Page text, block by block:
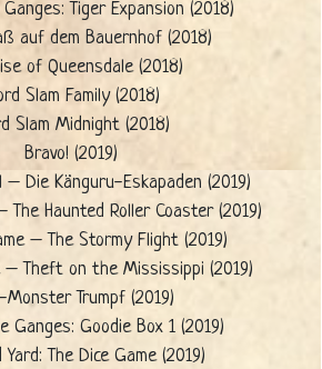
Tiger Expansion (2018)
auf dem Bauernhof (2018)
of Queensdale (2018)
Slam Family (2018)
Slam Midnight (2018)
Bravo! (2019)
– Die Känguru-Eskapaden (2019)
The Haunted Roller Coaster (2019)
– The Stormy Flight (2019)
– Theft on the Mississippi (2019)
Monster Trumpf (2019)
Ganges: Goodie Box 1 (2019)
The Dice Game (2019)